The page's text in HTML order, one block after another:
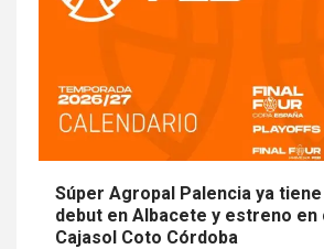
Súper Agropal Palencia ya
debut en Albacete y estreno en
Cajasol Coto Córdoba